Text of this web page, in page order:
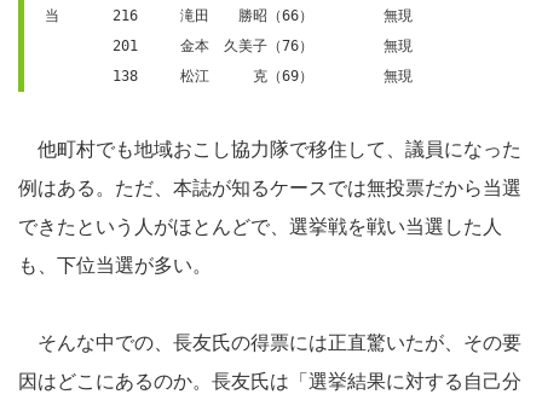
当	216	滝田　　勝昭（66）	無現
	201	金本　久美子（76）	無現
	138	松江　　　克（69）	無現
他町村でも地域おこし協力隊で移住して、議員になった
例はある。ただ、本誌が知るケースでは無投票だから当選
できたという人がほとんどで、選挙戦を戦い当選した人
も、下位当選が多い。
そんな中での、長友氏の得票には正直驚いたが、その要
因はどこにあるのか。長友氏は「選挙結果に対する自己分